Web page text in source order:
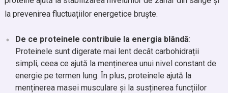
la prevenirea fluctuațiilor energetice bruște.
De ce proteinele contribuie la energia blândă:
Proteinele sunt digerate mai lent decât carbohidrații
simpli, ceea ce ajută la menținerea unui nivel constant de
energie pe termen lung. În plus, proteinele ajută la
menținerea masei musculare și la susținerea funcțiilor